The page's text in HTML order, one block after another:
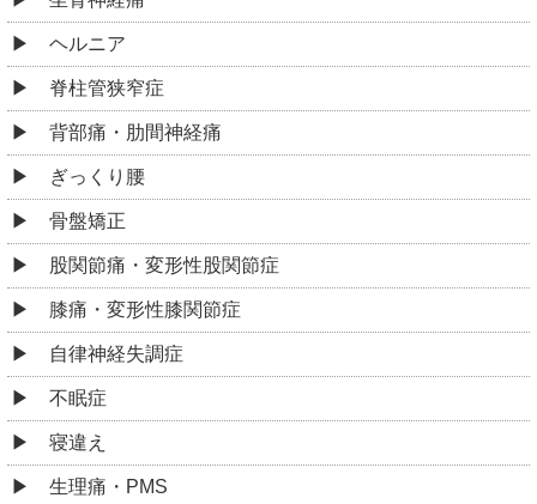
ヘルニア
脊柱管狭窄症
背部痛・肋間神経痛
ぎっくり腰
骨盤矯正
股関節痛・変形性股関節症
膝痛・変形性膝関節症
自律神経失調症
不眠症
寝違え
生理痛・PMS